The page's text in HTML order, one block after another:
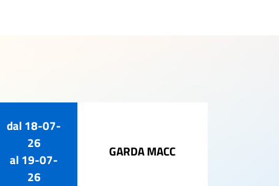
dal 18-07-
26
al 19-07-
26
GARDA MACC